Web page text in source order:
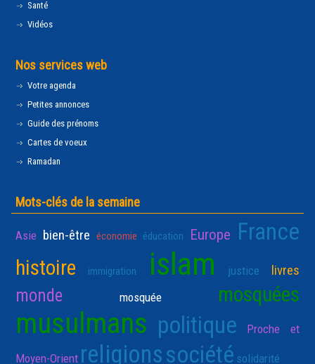
Santé
Vidéos
Nos services web
Votre agenda
Petites annonces
Guide des prénoms
Cartes de voeux
Ramadan
Mots-clés de la semaine
Asie bien-être économie éducation Europe France
histoire immigration islam justice livres
monde mosquée mosquées
musulmans politique Proche et
Moyen-Orient religionssociété solidarité